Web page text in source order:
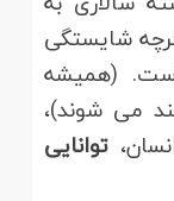
شایستگی
(همیشه
می شوند)،
توانایی